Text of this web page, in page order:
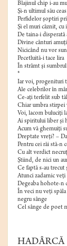
Blajinul chip i-au
Şi-n ultimul său
Perfidelor şoptiri
Şi el muri căznit, cu
De taina-i disperată
Divine cânturi
Nicicând nu vor
Pecetluită-i tace lira
În strâmt şi sumbrul
*
Iar voi, progenituri
Ale celebrilor în
Ce-aţi terfelit sub
Chiar umbra stirpei
Voi, lacom buluciţi
Ai spiritului liber şi
Acum vă ghemuiţi
Dreptate vreţi? –
Pentru cei răi stă-n
Cu alt verdict
Ştiind, de nici un
Ce faptă s-au
Atunci zadarnic
Degeaba hohote-n
În veci nu veţi
negru sânge
Cel sânge de poet
HADÂRCĂ